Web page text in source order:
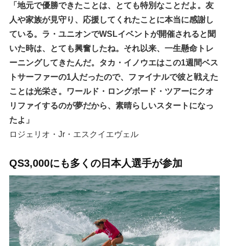
「地元で優勝できたことは、とても特別なことだよ。友
人や家族が見守り、応援してくれたことに本当に感謝し
ている。ラ・ユニオンでWSLイベントが開催されると聞
いた時は、とても興奮したね。それ以来、一生懸命トレ
ーニングしてきたんだ。タカ・イノウエはこの1週間ベス
トサーファーの1人だったので、ファイナルで彼と戦えた
ことは光栄さ。ワールド・ロングボード・ツアーにクオ
リファイするのが夢だから、素晴らしいスタートになっ
たよ」
ロジェリオ・Jr・エスクイエヴェル
QS3,000にも多くの日本人選手が参加